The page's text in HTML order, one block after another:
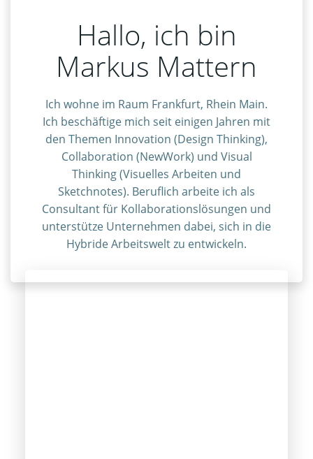
Hallo, ich bin
Markus Mattern
Ich wohne im Raum Frankfurt, Rhein Main.
Ich beschäftige mich seit einigen Jahren mit
den Themen Innovation (Design Thinking),
Collaboration (NewWork) und Visual
Thinking (Visuelles Arbeiten und
Sketchnotes). Beruflich arbeite ich als
Consultant für Kollaborationslösungen und
unterstütze Unternehmen dabei, sich in die
Hybride Arbeitswelt zu entwickeln.